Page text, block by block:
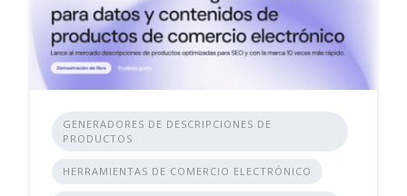
GENERADORES DE DESCRIPCIONES DE
PRODUCTOS
HERRAMIENTAS DE COMERCIO ELECTRÓNICO